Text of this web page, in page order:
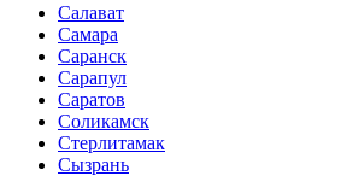
Салават
Самара
Саранск
Сарапул
Саратов
Соликамск
Стерлитамак
Сызрань